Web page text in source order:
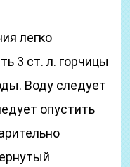
легко
3 ст. л. горчицы
Воду следует
опустить